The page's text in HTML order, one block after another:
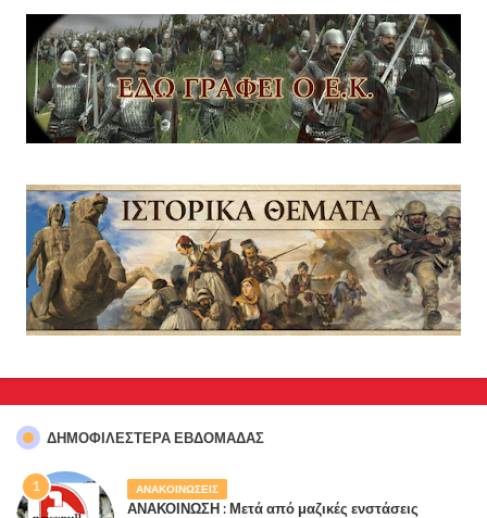
ΔΗΜΟΦΙΛΈΣΤΕΡΑ ΕΒΔΟΜΆΔΑΣ
ΑΝΑΚΟΙΝΩΣΕΙΣ
ΑΝΑΚΟΙΝΩΣΗ : Μετά από μαζικές ενστάσεις